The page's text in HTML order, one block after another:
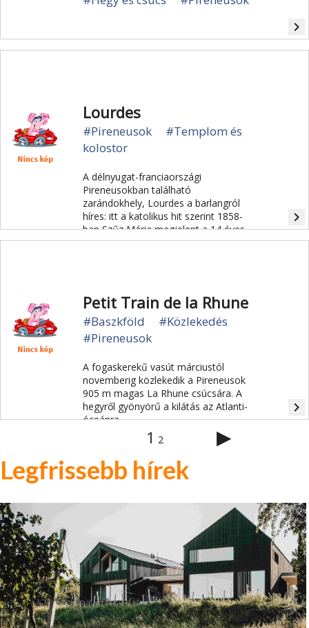
navigate_next
Lourdes
#Pireneusok
#Templom és
kolostor
A délnyugat-franciaországi
Pireneusokban található
zarándokhely, Lourdes a barlangról
híres: itt a katolikus hit szerint 1858-
ban Szűz Mária megjelent a 14 éves
Bernadette Soubirous parasztlánynak.
navigate_next
Petit Train de la Rhune
#Baszkföld
#Közlekedés
#Pireneusok
A fogaskerekű vasút márciustól
novemberig közlekedik a Pireneusok
905 m magas La Rhune csúcsára. A
hegyről gyönyörű a kilátás az Atlanti-
óceánra.
navigate_next
1 2 ▶
Legfrissebb hírek